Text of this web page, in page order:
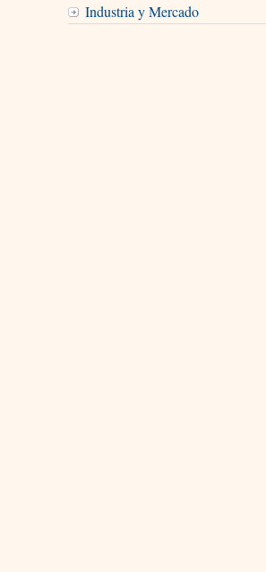
Industria y Mercado